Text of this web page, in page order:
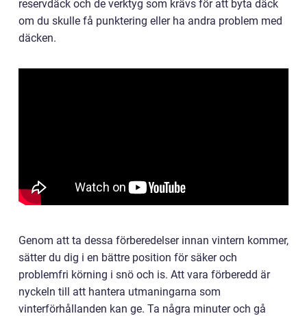
reservdäck och de verktyg som krävs för att byta däck
om du skulle få punktering eller ha andra problem med
däcken.
Genom att ta dessa förberedelser innan vintern kommer,
sätter du dig i en bättre position för säker och
problemfri körning i snö och is. Att vara förberedd är
nyckeln till att hantera utmaningarna som
vinterförhållanden kan ge. Ta några minuter och gå